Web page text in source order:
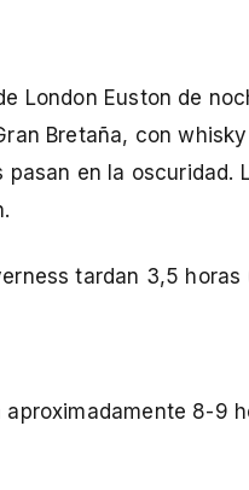
London Euston de
Bretaña, con
en la
tardan 3,5
8-9